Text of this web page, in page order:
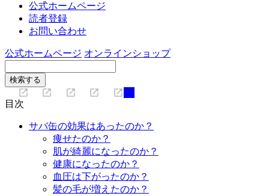
公式ホームページ
読者登録
お問い合わせ
公式ホームページ オンラインショップ
目次
サバ缶の効果はあったのか？
痩せたのか？
肌が綺麗になったのか？
健康になったのか？
血圧は下がったのか？
髪の毛が増えたのか？